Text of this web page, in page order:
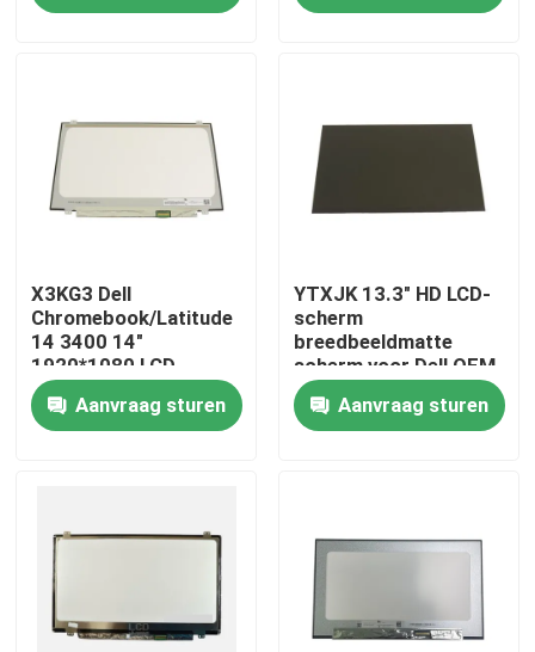
Producten
Lenovolcd het Schermvervanging
Het Schermvervanging van Dell LCD
Het Schermvervanging van Acer LCD
Macbooklcd het Schermvervanging
X3KG3 Dell
Chromebook/Latitude
14 3400 14"
1920*1080 LCD-
scherm Matte Panel
Aanvraag sturen
YTXJK 13.3" HD LCD-
scherm
breedbeeldmatte
scherm voor Dell OEM
Latitude 5300/7300
NT133WHM-N61
Aanvraag sturen